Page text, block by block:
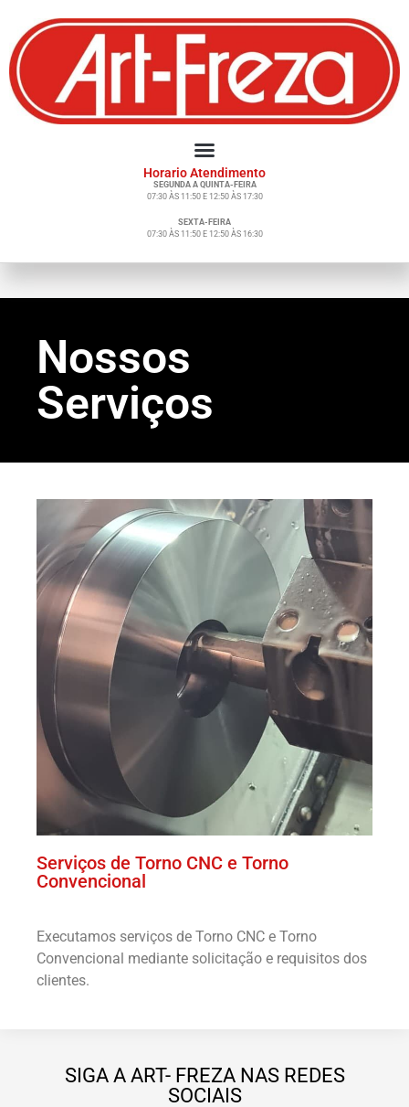
Horario Atendimento
SEGUNDA A QUINTA-FEIRA
07:30 ÀS 11:50 E 12:50 ÀS 17:30
SEXTA-FEIRA
07:30 ÀS 11:50 E 12:50 ÀS 16:30
Nossos
Serviços
Serviços de Torno CNC e Torno
Convencional
Executamos serviços de Torno CNC e Torno
Convencional mediante solicitação e requisitos dos
clientes.
SIGA A ART- FREZA NAS REDES
SOCIAIS